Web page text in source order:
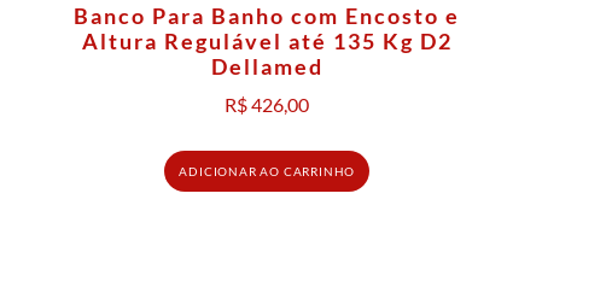
Banco Para Banho com Encosto e
Altura Regulável até 135 Kg D2
Dellamed
R$426,00
ADICIONAR AO CARRINHO